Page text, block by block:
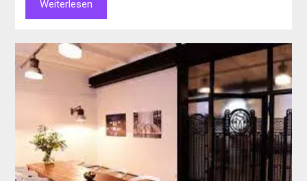
Weiterlesen